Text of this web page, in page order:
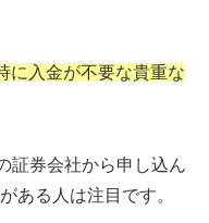
に入金が不要な貴重な
証券会社から申し込ん
ある人は注目です。